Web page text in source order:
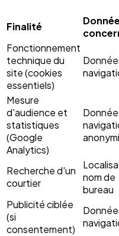
Finalité
Fonctionnement
technique du
site (cookies
essentiels)
Mesure
d'audience et
statistiques
(Google
Analytics)
Recherche d'un
courtier
nom de
bureau
Publicité ciblée
(si
consentement)